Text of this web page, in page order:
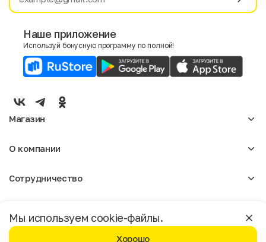
Имя
E-mail
Мужской
Мы используем cookie-файлы.
Хорошо
Москва
Наше приложение
Используй бонусную программу по полной!
Магазин
Мужское
О компании
Отзывы
Магазины
Сотрудничество
Реклама
Доставка и оплата
Бонусная программа
Политика конфиденциальности